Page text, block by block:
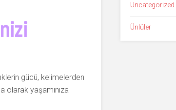
gücü, kelimelerden
olarak yaşamınıza
Uncategorized
Ünlüler